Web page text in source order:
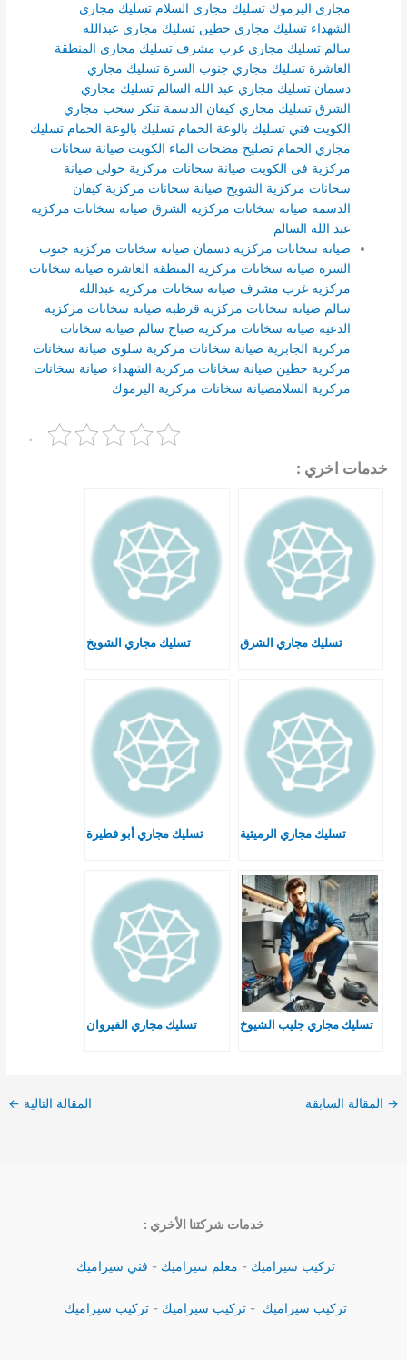
مجاري اليرموك تسليك مجاري السلام تسليك مجاري
الشهداء تسليك مجاري حطين تسليك مجاري عبدالله
سالم تسليك مجاري غرب مشرف تسليك مجاري المنطقة
العاشرة تسليك مجاري جنوب السرة تسليك مجاري
دسمان تسليك مجاري عبد الله السالم تسليك مجاري
الشرق تسليك مجاري كيفان الدسمة تنكر سحب مجاري
الكويت فني تسليك بالوعة الحمام تسليك بالوعة الحمام تسليك
مجاري الحمام تصليح مضخات الماء الكويت صيانة سخانات
مركزية فى الكويت صيانة سخانات مركزية حولى صيانة
سخانات مركزية الشويخ صيانة سخانات مركزية كيفان
الدسمة صيانة سخانات مركزية الشرق صيانة سخانات مركزية
عبد الله السالم
صيانة سخانات مركزية دسمان صيانة سخانات مركزية جنوب
السرة صيانة سخانات مركزية المنطقة العاشرة صيانة سخانات
مركزية غرب مشرف صيانة سخانات مركزية عبدالله
سالم صيانة سخانات مركزية قرطبة صيانة سخانات مركزية
الدعيه صيانة سخانات مركزية صباح سالم صيانة سخانات
مركزية الجابرية صيانة سخانات مركزية سلوى صيانة سخانات
مركزية حطين صيانة سخانات مركزية الشهداء صيانة سخانات
مركزية السلامصيانة سخانات مركزية اليرموك
.
خدمات اخري :
تسليك مجاري الشرق تسليك مجاري الشويخ
تسليك مجاري الرميثية تسليك مجاري أبو فطيرة
تسليك مجاري جليب الشيوخ تسليك مجاري القيروان
→ المقالة السابقة المقالة التالية ←
خدمات شركتنا الأخري :
تركيب سيراميك - معلم سيراميك - فني سيراميك
تركيب سيراميك - تركيب سيراميك -تركيب سيراميك